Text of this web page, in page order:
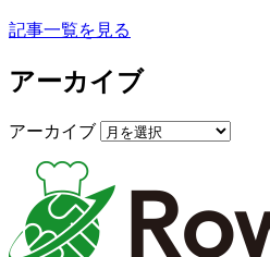
記事一覧を見る
アーカイブ
アーカイブ